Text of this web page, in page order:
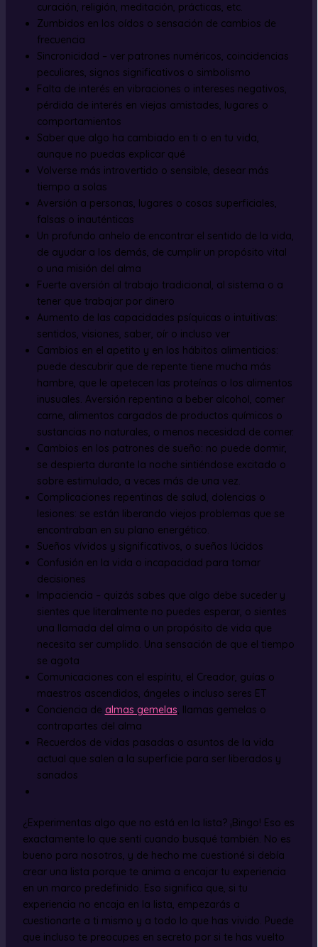
curación, religión, meditación, prácticas, etc.
Zumbidos en los oídos o sensación de cambios de
frecuencia
Sincronicidad – ver patrones numéricos, coincidencias
peculiares, signos significativos o simbolismo
Falta de interés en vibraciones o intereses negativos,
pérdida de interés en viejas amistades, lugares o
comportamientos
Saber que algo ha cambiado en ti o en tu vida,
aunque no puedas explicar qué
Volverse más introvertido o sensible, desear más
tiempo a solas
Aversión a personas, lugares o cosas superficiales,
falsas o inauténticas
Un profundo anhelo de encontrar el sentido de la vida,
de ayudar a los demás, de cumplir un propósito vital
o una misión del alma
Fuerte aversión al trabajo tradicional, al sistema o a
tener que trabajar por dinero
Aumento de las capacidades psíquicas o intuitivas:
sentidos, visiones, saber, oír o incluso ver
Cambios en el apetito y en los hábitos alimenticios:
puede descubrir que de repente tiene mucha más
hambre, que le apetecen las proteínas o los alimentos
inusuales. Aversión repentina a beber alcohol, comer
carne, alimentos cargados de productos químicos o
sustancias no naturales, o menos necesidad de comer.
Cambios en los patrones de sueño: no puede dormir,
se despierta durante la noche sintiéndose excitado o
sobre estimulado, a veces más de una vez.
Complicaciones repentinas de salud, dolencias o
lesiones: se están liberando viejos problemas que se
encontraban en su plano energético.
Sueños vívidos y significativos, o sueños lúcidos
Confusión en la vida o incapacidad para tomar
decisiones
Impaciencia – quizás sabes que algo debe suceder y
sientes que literalmente no puedes esperar, o sientes
una llamada del alma o un propósito de vida que
necesita ser cumplido. Una sensación de que el tiempo
se agota
Comunicaciones con el espíritu, el Creador, guías o
maestros ascendidos, ángeles o incluso seres ET
Conciencia de almas gemelas, llamas gemelas o
contrapartes del alma
Recuerdos de vidas pasadas o asuntos de la vida
actual que salen a la superficie para ser liberados y
sanados
¿Experimentas algo que no está en la lista? ¡Bingo! Eso es
exactamente lo que sentí cuando busqué también. No es
bueno para nosotros, y de hecho me cuestioné si debía
crear una lista porque te anima a encajar tu experiencia
en un marco predefinido. Eso significa que, si tu
experiencia no encaja en la lista, empezarás a
cuestionarte a ti mismo y a todo lo que has vivido. Puede
que incluso te preocupes en secreto por si te has vuelto